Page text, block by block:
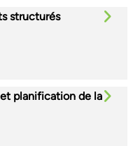
structurés
planification de la